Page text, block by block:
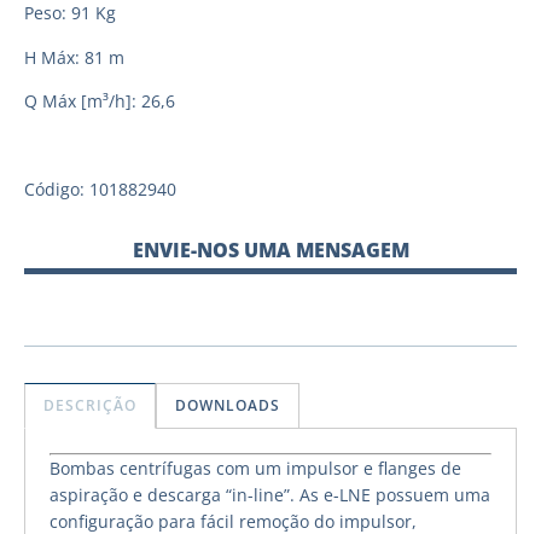
Peso: 91 Kg
H Máx: 81 m
Q Máx [m³/h]: 26,6
Código: 101882940
ENVIE-NOS UMA MENSAGEM
DESCRIÇÃO DOWNLOADS
Bombas centrífugas com um impulsor e flanges de
aspiração e descarga “in-line”. As e-LNE possuem uma
configuração para fácil remoção do impulsor,